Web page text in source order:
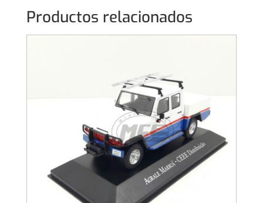
Productos relacionados